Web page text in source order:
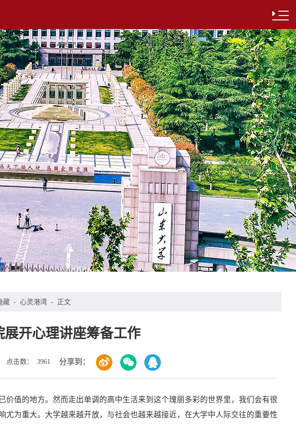
藏 - 心灵港湾 - 正文
展开心理讲座筹备工作
点击数： 3961 分享到：
价值的地方。然而走出单调的高中生活来到这个瑰丽多彩的世界里，我们会有很
尤为重大。大学越来越开放，与社会也越来越接近，在大学中人际交往的重要性